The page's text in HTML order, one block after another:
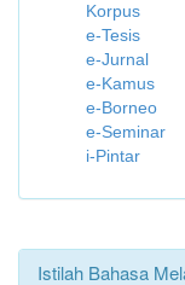
Korpus
e-Tesis
e-Jurnal
e-Kamus
e-Borneo
e-Seminar
i-Pintar
Istilah Bahasa